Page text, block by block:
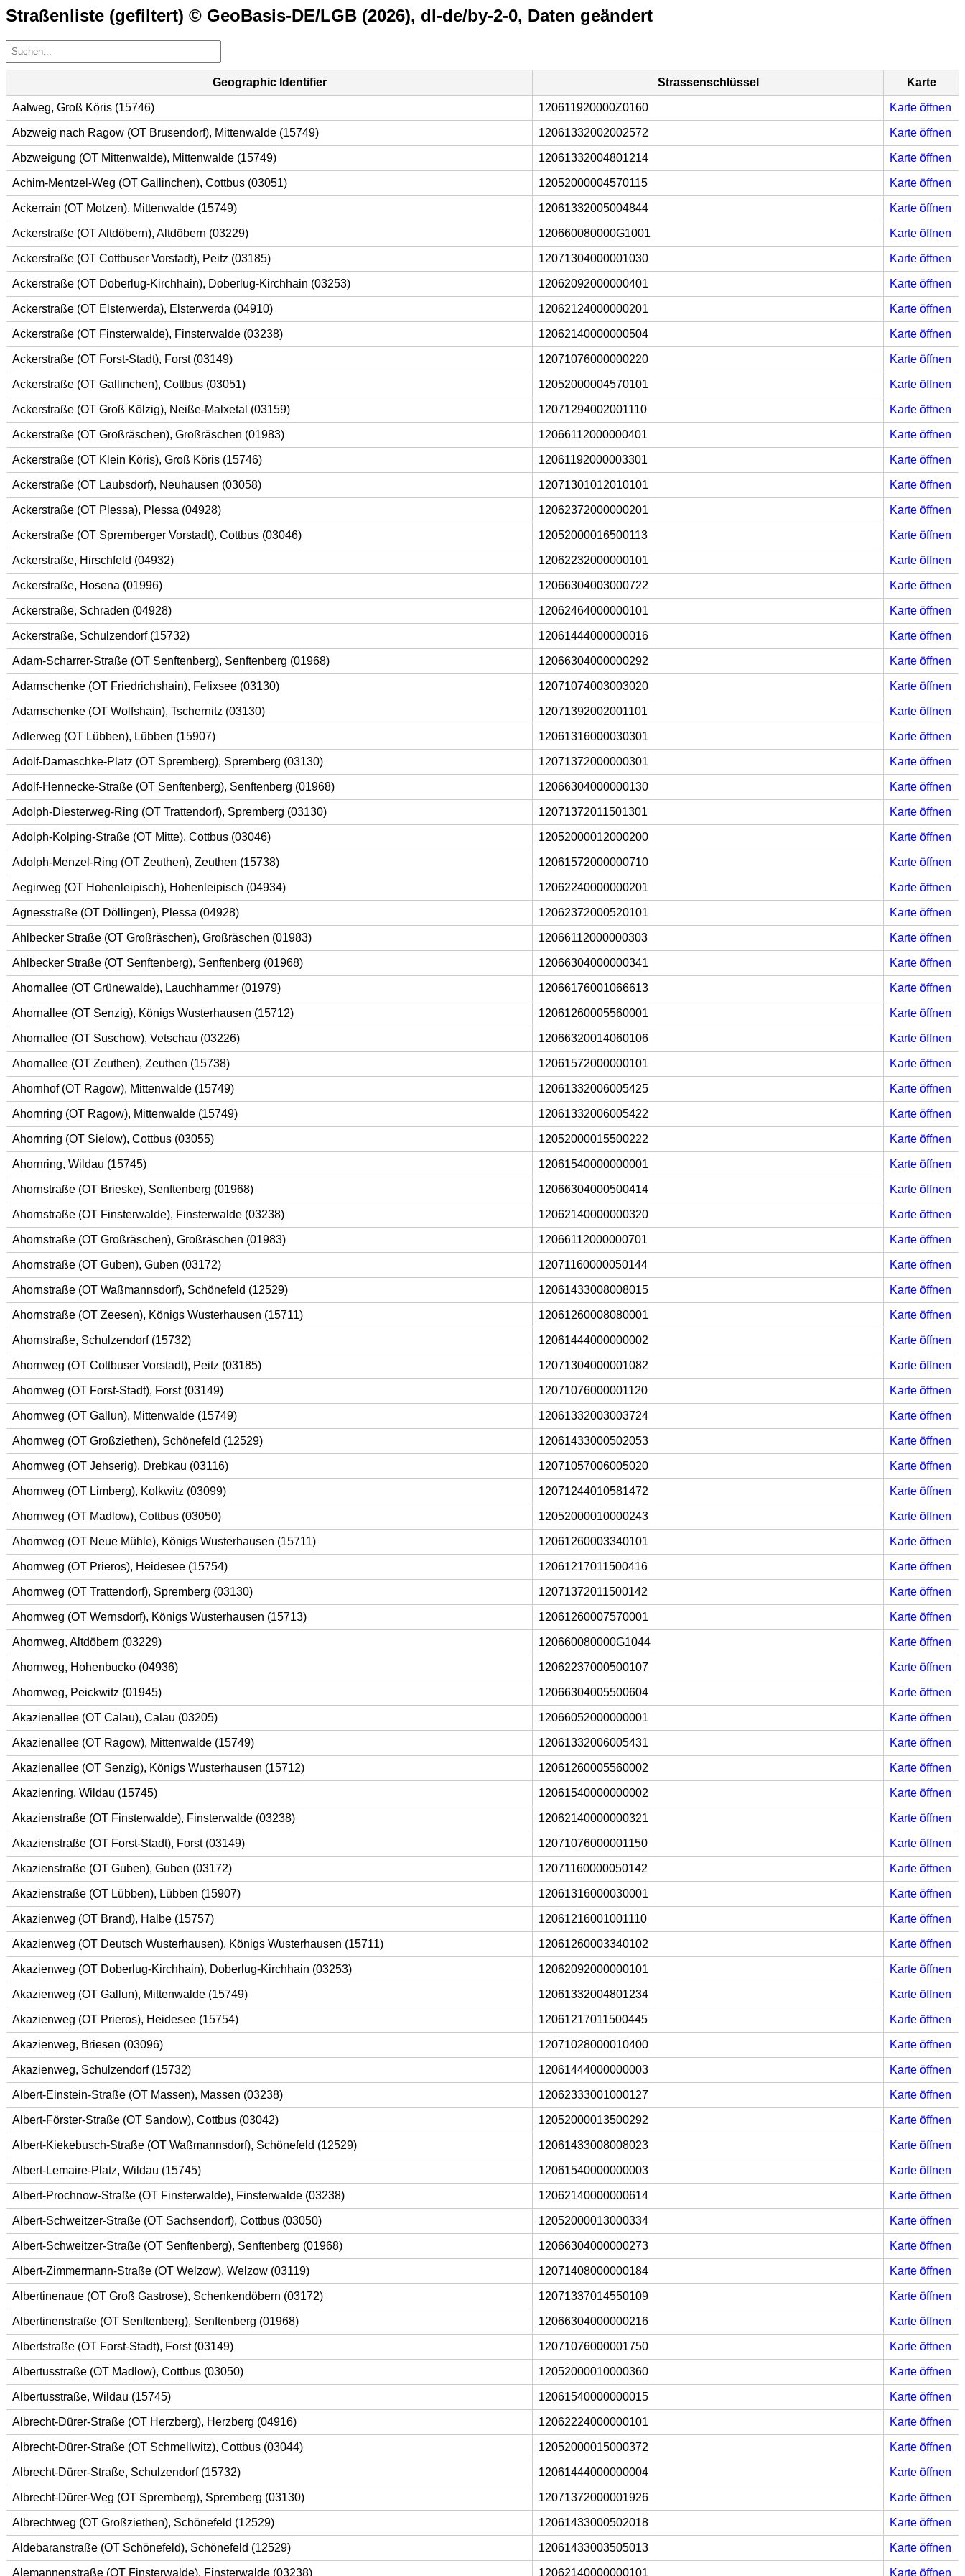
Straßenliste (gefiltert) © GeoBasis-DE/LGB (2026), dl-de/by-2-0, Daten geändert
Geographic Identifier Strassenschlüssel Karte
Aalweg, Groß Köris (15746) 120611920000Z0160 Karte öffnen
Abzweig nach Ragow (OT Brusendorf), Mittenwalde (15749) 12061332002002572 Karte öffnen
Abzweigung (OT Mittenwalde), Mittenwalde (15749) 12061332004801214 Karte öffnen
Achim-Mentzel-Weg (OT Gallinchen), Cottbus (03051) 12052000004570115 Karte öffnen
Ackerrain (OT Motzen), Mittenwalde (15749) 12061332005004844 Karte öffnen
Ackerstraße (OT Altdöbern), Altdöbern (03229) 120660080000G1001 Karte öffnen
Ackerstraße (OT Cottbuser Vorstadt), Peitz (03185) 12071304000001030 Karte öffnen
Ackerstraße (OT Doberlug-Kirchhain), Doberlug-Kirchhain (03253) 12062092000000401 Karte öffnen
Ackerstraße (OT Elsterwerda), Elsterwerda (04910) 12062124000000201 Karte öffnen
Ackerstraße (OT Finsterwalde), Finsterwalde (03238) 12062140000000504 Karte öffnen
Ackerstraße (OT Forst-Stadt), Forst (03149) 12071076000000220 Karte öffnen
Ackerstraße (OT Gallinchen), Cottbus (03051) 12052000004570101 Karte öffnen
Ackerstraße (OT Groß Kölzig), Neiße-Malxetal (03159) 12071294002001110 Karte öffnen
Ackerstraße (OT Großräschen), Großräschen (01983) 12066112000000401 Karte öffnen
Ackerstraße (OT Klein Köris), Groß Köris (15746) 12061192000003301 Karte öffnen
Ackerstraße (OT Laubsdorf), Neuhausen (03058) 12071301012010101 Karte öffnen
Ackerstraße (OT Plessa), Plessa (04928) 12062372000000201 Karte öffnen
Ackerstraße (OT Spremberger Vorstadt), Cottbus (03046) 12052000016500113 Karte öffnen
Ackerstraße, Hirschfeld (04932) 12062232000000101 Karte öffnen
Ackerstraße, Hosena (01996) 12066304003000722 Karte öffnen
Ackerstraße, Schraden (04928) 12062464000000101 Karte öffnen
Ackerstraße, Schulzendorf (15732) 12061444000000016 Karte öffnen
Adam-Scharrer-Straße (OT Senftenberg), Senftenberg (01968) 12066304000000292 Karte öffnen
Adamschenke (OT Friedrichshain), Felixsee (03130) 12071074003003020 Karte öffnen
Adamschenke (OT Wolfshain), Tschernitz (03130) 12071392002001101 Karte öffnen
Adlerweg (OT Lübben), Lübben (15907) 12061316000030301 Karte öffnen
Adolf-Damaschke-Platz (OT Spremberg), Spremberg (03130) 12071372000000301 Karte öffnen
Adolf-Hennecke-Straße (OT Senftenberg), Senftenberg (01968) 12066304000000130 Karte öffnen
Adolph-Diesterweg-Ring (OT Trattendorf), Spremberg (03130) 12071372011501301 Karte öffnen
Adolph-Kolping-Straße (OT Mitte), Cottbus (03046) 12052000012000200 Karte öffnen
Adolph-Menzel-Ring (OT Zeuthen), Zeuthen (15738) 12061572000000710 Karte öffnen
Aegirweg (OT Hohenleipisch), Hohenleipisch (04934) 12062240000000201 Karte öffnen
Agnesstraße (OT Döllingen), Plessa (04928) 12062372000520101 Karte öffnen
Ahlbecker Straße (OT Großräschen), Großräschen (01983) 12066112000000303 Karte öffnen
Ahlbecker Straße (OT Senftenberg), Senftenberg (01968) 12066304000000341 Karte öffnen
Ahornallee (OT Grünewalde), Lauchhammer (01979) 12066176001066613 Karte öffnen
Ahornallee (OT Senzig), Königs Wusterhausen (15712) 12061260005560001 Karte öffnen
Ahornallee (OT Suschow), Vetschau (03226) 12066320014060106 Karte öffnen
Ahornallee (OT Zeuthen), Zeuthen (15738) 12061572000000101 Karte öffnen
Ahornhof (OT Ragow), Mittenwalde (15749) 12061332006005425 Karte öffnen
Ahornring (OT Ragow), Mittenwalde (15749) 12061332006005422 Karte öffnen
Ahornring (OT Sielow), Cottbus (03055) 12052000015500222 Karte öffnen
Ahornring, Wildau (15745) 12061540000000001 Karte öffnen
Ahornstraße (OT Brieske), Senftenberg (01968) 12066304000500414 Karte öffnen
Ahornstraße (OT Finsterwalde), Finsterwalde (03238) 12062140000000320 Karte öffnen
Ahornstraße (OT Großräschen), Großräschen (01983) 12066112000000701 Karte öffnen
Ahornstraße (OT Guben), Guben (03172) 12071160000050144 Karte öffnen
Ahornstraße (OT Waßmannsdorf), Schönefeld (12529) 12061433008008015 Karte öffnen
Ahornstraße (OT Zeesen), Königs Wusterhausen (15711) 12061260008080001 Karte öffnen
Ahornstraße, Schulzendorf (15732) 12061444000000002 Karte öffnen
Ahornweg (OT Cottbuser Vorstadt), Peitz (03185) 12071304000001082 Karte öffnen
Ahornweg (OT Forst-Stadt), Forst (03149) 12071076000001120 Karte öffnen
Ahornweg (OT Gallun), Mittenwalde (15749) 12061332003003724 Karte öffnen
Ahornweg (OT Großziethen), Schönefeld (12529) 12061433000502053 Karte öffnen
Ahornweg (OT Jehserig), Drebkau (03116) 12071057006005020 Karte öffnen
Ahornweg (OT Limberg), Kolkwitz (03099) 12071244010581472 Karte öffnen
Ahornweg (OT Madlow), Cottbus (03050) 12052000010000243 Karte öffnen
Ahornweg (OT Neue Mühle), Königs Wusterhausen (15711) 12061260003340101 Karte öffnen
Ahornweg (OT Prieros), Heidesee (15754) 12061217011500416 Karte öffnen
Ahornweg (OT Trattendorf), Spremberg (03130) 12071372011500142 Karte öffnen
Ahornweg (OT Wernsdorf), Königs Wusterhausen (15713) 12061260007570001 Karte öffnen
Ahornweg, Altdöbern (03229) 120660080000G1044 Karte öffnen
Ahornweg, Hohenbucko (04936) 12062237000500107 Karte öffnen
Ahornweg, Peickwitz (01945) 12066304005500604 Karte öffnen
Akazienallee (OT Calau), Calau (03205) 12066052000000001 Karte öffnen
Akazienallee (OT Ragow), Mittenwalde (15749) 12061332006005431 Karte öffnen
Akazienallee (OT Senzig), Königs Wusterhausen (15712) 12061260005560002 Karte öffnen
Akazienring, Wildau (15745) 12061540000000002 Karte öffnen
Akazienstraße (OT Finsterwalde), Finsterwalde (03238) 12062140000000321 Karte öffnen
Akazienstraße (OT Forst-Stadt), Forst (03149) 12071076000001150 Karte öffnen
Akazienstraße (OT Guben), Guben (03172) 12071160000050142 Karte öffnen
Akazienstraße (OT Lübben), Lübben (15907) 12061316000030001 Karte öffnen
Akazienweg (OT Brand), Halbe (15757) 12061216001001110 Karte öffnen
Akazienweg (OT Deutsch Wusterhausen), Königs Wusterhausen (15711) 12061260003340102 Karte öffnen
Akazienweg (OT Doberlug-Kirchhain), Doberlug-Kirchhain (03253) 12062092000000101 Karte öffnen
Akazienweg (OT Gallun), Mittenwalde (15749) 12061332004801234 Karte öffnen
Akazienweg (OT Prieros), Heidesee (15754) 12061217011500445 Karte öffnen
Akazienweg, Briesen (03096) 12071028000010400 Karte öffnen
Akazienweg, Schulzendorf (15732) 12061444000000003 Karte öffnen
Albert-Einstein-Straße (OT Massen), Massen (03238) 12062333001000127 Karte öffnen
Albert-Förster-Straße (OT Sandow), Cottbus (03042) 12052000013500292 Karte öffnen
Albert-Kiekebusch-Straße (OT Waßmannsdorf), Schönefeld (12529) 12061433008008023 Karte öffnen
Albert-Lemaire-Platz, Wildau (15745) 12061540000000003 Karte öffnen
Albert-Prochnow-Straße (OT Finsterwalde), Finsterwalde (03238) 12062140000000614 Karte öffnen
Albert-Schweitzer-Straße (OT Sachsendorf), Cottbus (03050) 12052000013000334 Karte öffnen
Albert-Schweitzer-Straße (OT Senftenberg), Senftenberg (01968) 12066304000000273 Karte öffnen
Albert-Zimmermann-Straße (OT Welzow), Welzow (03119) 12071408000000184 Karte öffnen
Albertinenaue (OT Groß Gastrose), Schenkendöbern (03172) 12071337014550109 Karte öffnen
Albertinenstraße (OT Senftenberg), Senftenberg (01968) 12066304000000216 Karte öffnen
Albertstraße (OT Forst-Stadt), Forst (03149) 12071076000001750 Karte öffnen
Albertusstraße (OT Madlow), Cottbus (03050) 12052000010000360 Karte öffnen
Albertusstraße, Wildau (15745) 12061540000000015 Karte öffnen
Albrecht-Dürer-Straße (OT Herzberg), Herzberg (04916) 12062224000000101 Karte öffnen
Albrecht-Dürer-Straße (OT Schmellwitz), Cottbus (03044) 12052000015000372 Karte öffnen
Albrecht-Dürer-Straße, Schulzendorf (15732) 12061444000000004 Karte öffnen
Albrecht-Dürer-Weg (OT Spremberg), Spremberg (03130) 12071372000001926 Karte öffnen
Albrechtweg (OT Großziethen), Schönefeld (12529) 12061433000502018 Karte öffnen
Aldebaranstraße (OT Schönefeld), Schönefeld (12529) 12061433003505013 Karte öffnen
Alemannenstraße (OT Finsterwalde), Finsterwalde (03238) 12062140000000101 Karte öffnen